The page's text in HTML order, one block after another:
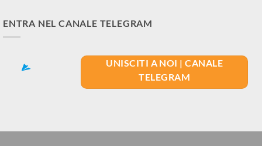
ENTRA NEL CANALE TELEGRAM
UNISCITI A NOI | CANALE
TELEGRAM